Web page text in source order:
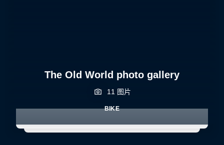
The Old World photo gallery
11 图片
BIKE